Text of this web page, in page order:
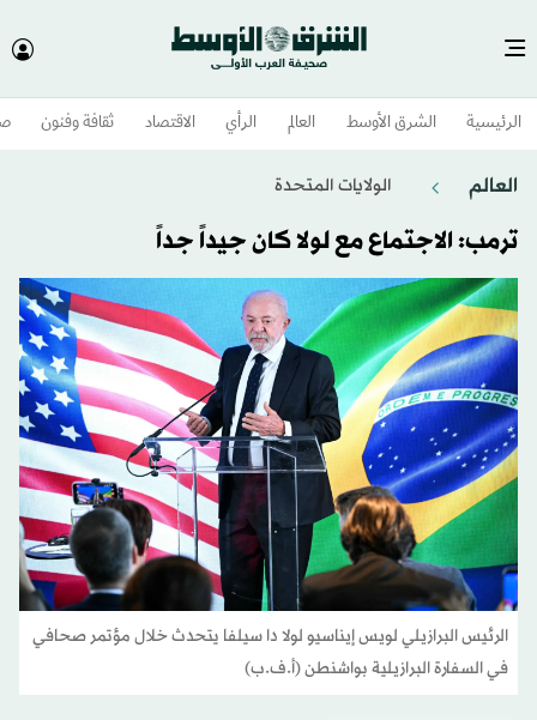
الرئيسية الشرق الأوسط​ العالم الرأي الاقتصاد ثقافة وفنون
العالم الولايات المتحدة​
ترمب: الاجتماع مع لولا كان جيداً جداً
الرئيس البرازيلي لويس إيناسيو لولا دا سيلفا يتحدث خلال مؤتمر صحافي
في السفارة البرازيلية بواشنطن (أ.ف.ب)